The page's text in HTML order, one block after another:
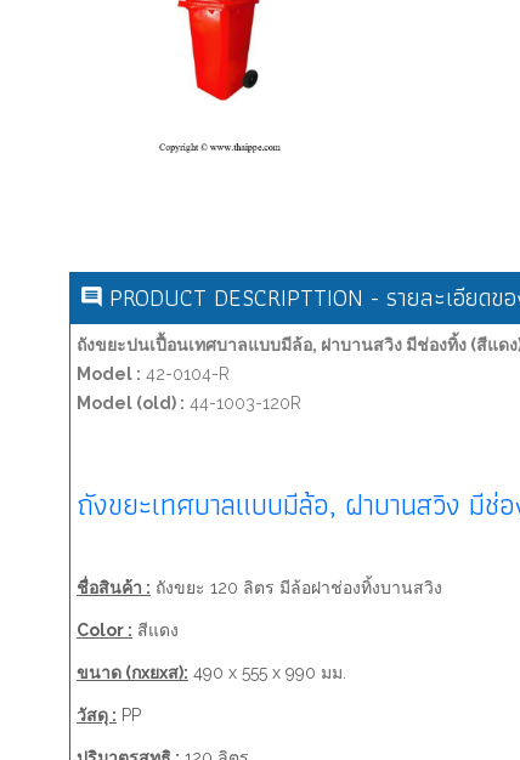
PRODUCT DESCRIPTTION - รายละเอีย
ถังขยะปนเปื้อนเทศบาลแบบมีล้อ, ฝาบานสวิง มีช่องทิ้ง (สีแด
Model : 42-0104-R
Model (old) : 44-1003-120R
ถังขยะเทศบาลแบบมีล้อ, ฝาบานสวิง มีช่
ชื่อสินค้า : ถังขยะ 120 ลิตร มีล้อฝาช่องทิ้งบานสวิง
Color : สีแดง
ขนาด (กxยxส): 490 x 555 x 990 มม.
วัสดุ : PP